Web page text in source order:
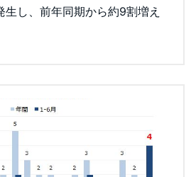
生し、前年同期から約9割増え